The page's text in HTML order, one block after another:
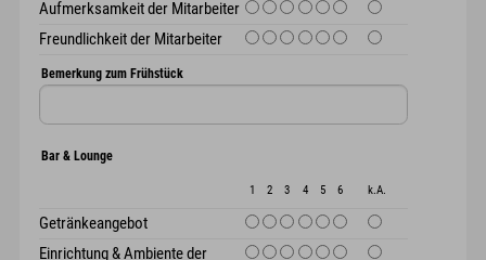
Aufmerksamkeit der Mitarbeiter
Freundlichkeit der Mitarbeiter
Bemerkung zum Frühstück
Bar & Lounge
1 2 3 4 5 6 k.A.
Getränkeangebot
Einrichtung & Ambiente der